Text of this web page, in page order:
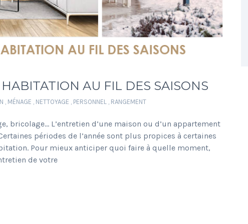
AU FIL DES SAISONS
MÉNAGE NETTOYAGE PERSONNEL RANGEMENT
bricolage… L’entretien d’une maison ou d’un appartement
périodes de l’année sont plus propices à certaines
Pour mieux anticiper quoi faire à quelle moment,
de votre